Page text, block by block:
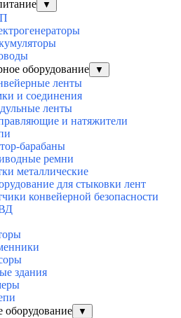
▼
оборудование
▼
ленты
и соединения
ленты
и натяжители
барабаны
ремни
металлические
для стыковки лент
конвейерной безопасности
здания
оборудование
▼